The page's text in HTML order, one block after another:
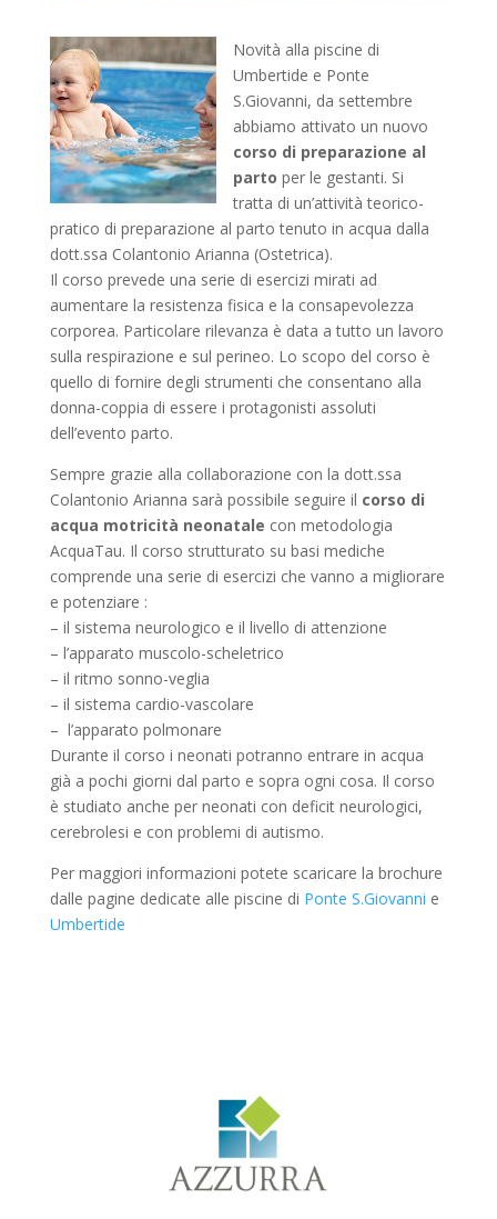
Novità alla piscine di
Umbertide e Ponte
S.Giovanni, da settembre
abbiamo attivato un nuovo
corso di preparazione al
parto per le gestanti. Si
tratta di un’attività teorico-
pratico di preparazione al parto tenuto in acqua dalla
dott.ssa Colantonio Arianna (Ostetrica).
Il corso prevede una serie di esercizi mirati ad
aumentare la resistenza fisica e la consapevolezza
corporea. Particolare rilevanza è data a tutto un lavoro
sulla respirazione e sul perineo. Lo scopo del corso è
quello di fornire degli strumenti che consentano alla
donna-coppia di essere i protagonisti assoluti
dell’evento parto.
Sempre grazie alla collaborazione con la dott.ssa
Colantonio Arianna sarà possibile seguire il corso di
acqua motricità neonatale con metodologia
AcquaTau. Il corso strutturato su basi mediche
comprende una serie di esercizi che vanno a migliorare
e potenziare :
– il sistema neurologico e il livello di attenzione
– l’apparato muscolo-scheletrico
– il ritmo sonno-veglia
– il sistema cardio-vascolare
– l’apparato polmonare
Durante il corso i neonati potranno entrare in acqua
già a pochi giorni dal parto e sopra ogni cosa. Il corso
è studiato anche per neonati con deficit neurologici,
cerebrolesi e con problemi di autismo.
Per maggiori informazioni potete scaricare la brochure
dalle pagine dedicate alle piscine di Ponte S.Giovanni e
Umbertide